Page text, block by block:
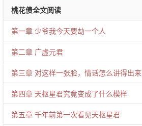
桃花债全文阅读
第一章 少爷我今天要劫一个人
第二章 广虚元君
第三章 对这样一张脸，情话怎么讲得出来
第四章 天枢星君究竟变成了什么模样
第五章 千年前第一次看见天枢星君